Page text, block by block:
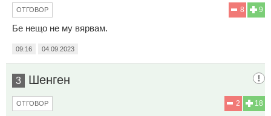
9
8
ОТГОВОР
Бе нещо не му вярвам.
09:16 04.09.2023
3 Шенген
18
2
ОТГОВОР